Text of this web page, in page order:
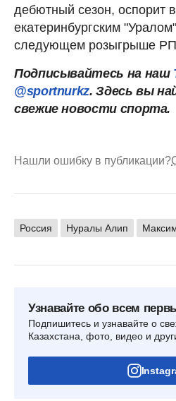
дебютный сезон, оспорит
екатеринбургским
следующем розыгрыше
Подписывайтесь на наш
@sportnurkz. Здесь вы
свежие новости спорта.
Нашли ошибку в публикации?
Россия Нуралы Алип
Узнавайте обо всем
Подпишитесь и узнавайте о
Казахстана, фото, видео и